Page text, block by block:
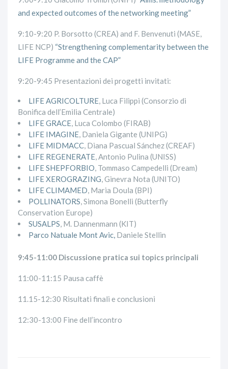
and expected outcomes of the networking meeting”
9:10-9:20 P. Borsotto (CREA) and F. Benvenuti (MASE,
LIFE NCP) “Strengthening complementarity between the
LIFE Programme and the CAP”
9:20-9:45 Presentazioni dei progetti invitati:
LIFE AGRICOLTURE , Luca Filippi (Consorzio di
Bonifica dell’Emilia Centrale)
LIFE GRACE , Luca Colombo (FIRAB)
LIFE IMAGINE , Daniela Gigante (UNIPG)
LIFE MIDMACC , Diana Pascual Sánchez (CREAF)
LIFE REGENERATE , Antonio Pulina (UNISS)
LIFE SHEPFORBIO , Tommaso Campedelli (Dream)
LIFE XEROGRAZING , Ginevra Nota (UNITO)
LIFE CLIMAMED , Maria Doula (BPI)
POLLINATORS , Simona Bonelli (Butterfly
Conservation Europe)
SUSALPS , M. Dannenmann (KIT)
Parco Natuale Mont Avic, Daniele Stellin
9:45-11:00 Discussione pratica sui topics principali
11:00-11:15 Pausa caffè
11.15-12:30 Risultati finali e conclusioni
12:30-13:00 Fine dell’incontro